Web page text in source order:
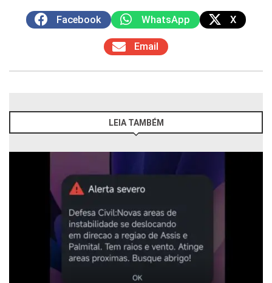
Facebook WhatsApp X
Email
LEIA TAMBÉM